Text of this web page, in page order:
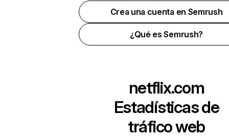
Crea una cuenta en Semrush
¿Qué es Semrush?
netflix.com
Estadísticas de
tráfico web